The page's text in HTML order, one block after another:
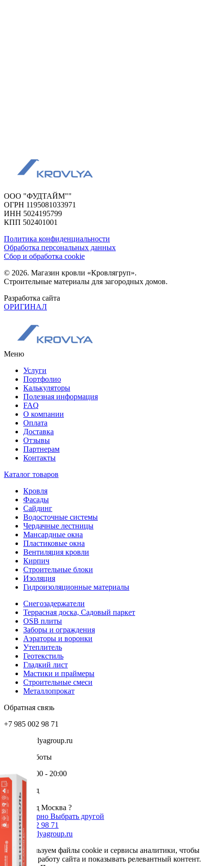
ООО "ФУДТАЙМ""
ОГРН 1195081033971
ИНН 5024195799
КПП 502401001
Политика конфиденциальности
Обработка персональных данных
Сбор и обработка cookie
© 2026. Магазин кровли «Кровлягруп».
Строительные материалы для загородных домов.
Разработка сайта
ОРИГИНАЛ
Меню
Услуги
Портфолио
Калькуляторы
Полезная информация
FAQ
О компании
Оплата
Доставка
Отзывы
Партнерам
Контакты
Каталог товаров
Кровля
Фасады
Сайдинг
Водосточные системы
Чердачные лестницы
Мансардные окна
Пластиковые окна
Вентиляция кровли
Кирпич
Строительные блоки
Изоляция
Гидроизоляционные материалы
Снегозадержатели
Террасная доска, Садовый паркет
OSB плиты
Заборы и ограждения
Аэраторы и воронки
Утеплитель
Геотекстиль
Гладкий лист
Мастики и праймеры
Строительные смеси
Металлопрокат
Обратная связь
+7 985 002 98 71
info@krovlyagroup.ru
Режим работы
Пн-Пт: 9:00 - 20:00
Ваш город
Москва
Ваш город Москва ?
Да, все верно Выбрать другой
+7 985 002 98 71
info@krovlyagroup.ru
Мы используем файлы cookie и сервисы аналитики, чтобы
улучшить работу сайта и показывать релевантный контент.